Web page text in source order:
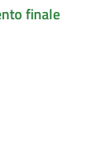
finale